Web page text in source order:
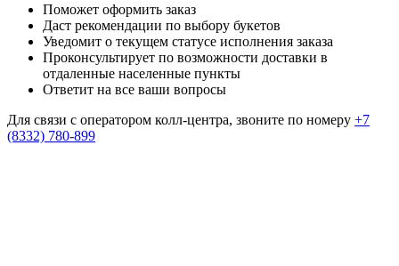
Поможет оформить заказ
Даст рекомендации по выбору букетов
Уведомит о текущем статусе исполнения заказа
Проконсультирует по возможности доставки в
отдаленные населенные пункты
Ответит на все ваши вопросы
Для связи с оператором колл-центра, звоните по номеру +7
(8332) 780-899